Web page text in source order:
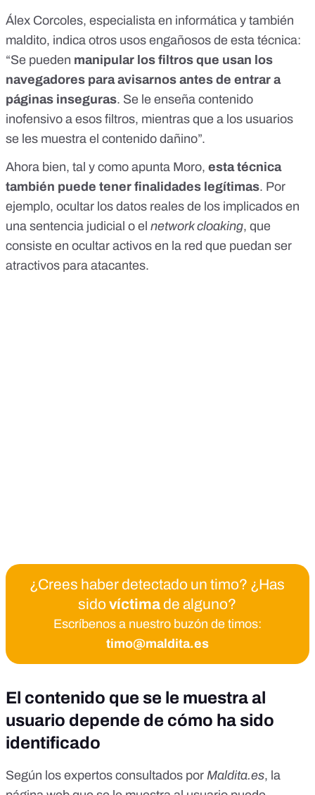
Álex Corcoles, especialista en informática y también
maldito, indica otros usos engañosos de esta técnica:
“Se pueden manipular los filtros que usan los
navegadores para avisarnos antes de entrar a
páginas inseguras. Se le enseña contenido
inofensivo a esos filtros, mientras que a los usuarios
se les muestra el contenido dañino”.
Ahora bien, tal y como apunta Moro, esta técnica
también puede tener finalidades legítimas. Por
ejemplo, ocultar los datos reales de los implicados en
una sentencia judicial o el network cloaking, que
consiste en ocultar activos en la red que puedan ser
atractivos para atacantes.
¿Crees haber detectado un timo? ¿Has
sidovíctimade alguno?
Escríbenos a nuestro buzón de timos:
timo@maldita.es
El contenido que se le muestra al
usuario depende de cómo ha sido
identificado
Según los expertos consultados por Maldita.es, la